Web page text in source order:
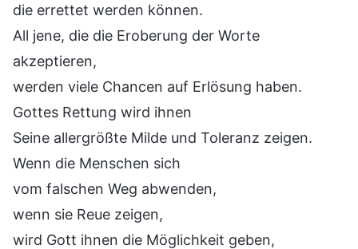
die errettet werden können.
All jene, die die Eroberung der Worte
akzeptieren,
werden viele Chancen auf Erlösung haben.
Gottes Rettung wird ihnen
Seine allergrößte Milde und Toleranz zeigen.
Wenn die Menschen sich
vom falschen Weg abwenden,
wenn sie Reue zeigen,
wird Gott ihnen die Möglichkeit geben,